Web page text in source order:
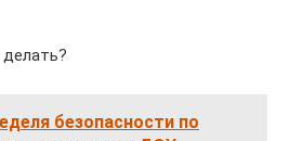
безопасности по